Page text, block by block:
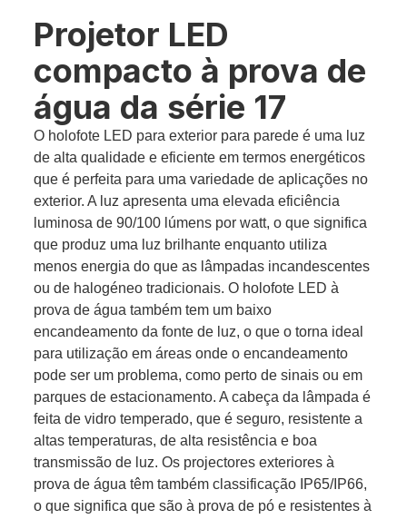
Projetor LED
compacto à prova de
água da série 17
O holofote LED para exterior para parede é uma luz
de alta qualidade e eficiente em termos energéticos
que é perfeita para uma variedade de aplicações no
exterior. A luz apresenta uma elevada eficiência
luminosa de 90/100 lúmens por watt, o que significa
que produz uma luz brilhante enquanto utiliza
menos energia do que as lâmpadas incandescentes
ou de halogéneo tradicionais. O holofote LED à
prova de água também tem um baixo
encandeamento da fonte de luz, o que o torna ideal
para utilização em áreas onde o encandeamento
pode ser um problema, como perto de sinais ou em
parques de estacionamento. A cabeça da lâmpada é
feita de vidro temperado, que é seguro, resistente a
altas temperaturas, de alta resistência e boa
transmissão de luz. Os projectores exteriores à
prova de água têm também classificação IP65/IP66,
o que significa que são à prova de pó e resistentes à